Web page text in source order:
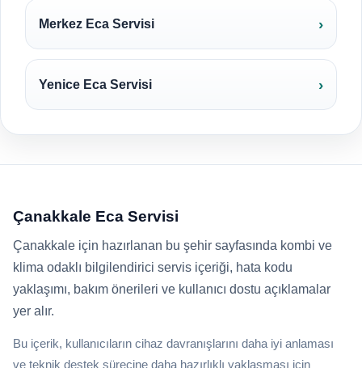
Merkez Eca Servisi
Yenice Eca Servisi
Çanakkale Eca Servisi
Çanakkale için hazırlanan bu şehir sayfasında kombi ve
klima odaklı bilgilendirici servis içeriği, hata kodu
yaklaşımı, bakım önerileri ve kullanıcı dostu açıklamalar
yer alır.
Bu içerik, kullanıcıların cihaz davranışlarını daha iyi anlaması
ve teknik destek sürecine daha hazırlıklı yaklaşması için